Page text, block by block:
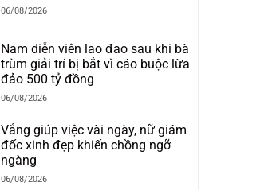
06/08/2026
Nam diễn viên lao đao sau khi bà
trùm giải trí bị bắt vì cáo buộc lừa
đảo 500 tỷ đồng
06/08/2026
Vắng giúp việc vài ngày, nữ giám
đốc xinh đẹp khiến chồng ngỡ
ngàng
06/08/2026